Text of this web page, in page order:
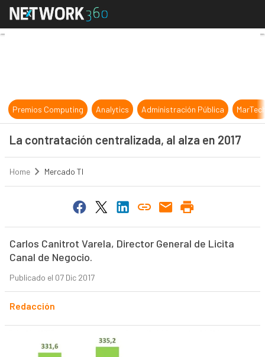
La contratación centralizada, al
Premios Computing Analytics Administración Pública
La contratación centralizada, al alza en 2017
Home Mercado TI
Carlos Canitrot Varela, Director General de Licita
Canal de Negocio.
Publicado el 07 Dic 2017
Redacción